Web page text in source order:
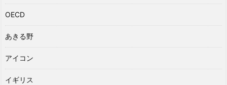
OECD
あきる野
アイコン
イギリス